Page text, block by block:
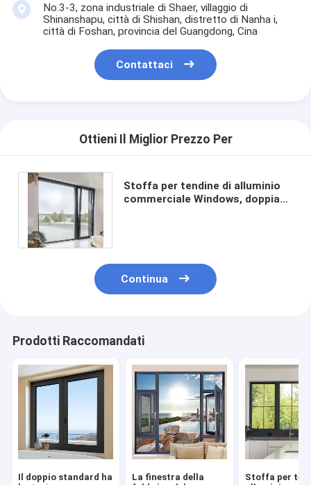
No.3-3, zona industriale di Shaer, villaggio di
Shinanshapu, città di Shishan, distretto di Nanha i,
città di Foshan, provincia del Guangdong, Cina
Contattaci
Ottieni Il Miglior Prezzo Per
Stoffa per tendine di alluminio
commerciale Windows, doppia
Continua
Prodotti Raccomandati
Il doppio standard ha
La finestra della
Stoffa per